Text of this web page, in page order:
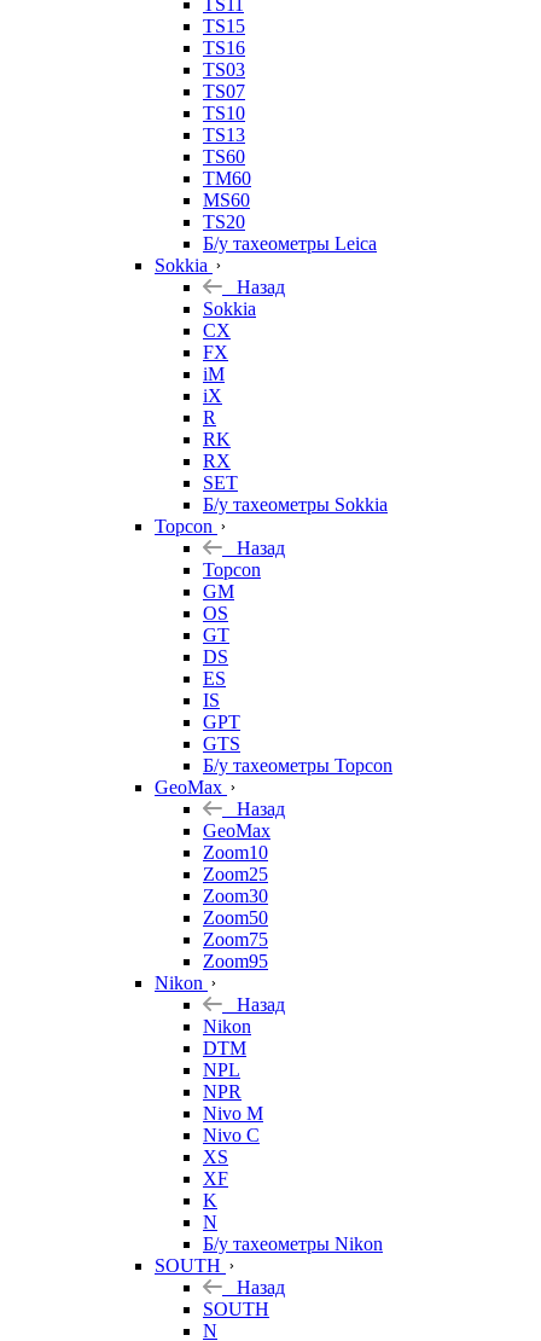
TS11
TS15
TS16
TS03
TS07
TS10
TS13
TS60
TM60
MS60
TS20
Б/у тахеометры Leica
Sokkia
Назад
Sokkia
CX
FX
iM
iX
R
RK
RX
SET
Б/у тахеометры Sokkia
Topcon
Назад
Topcon
GM
OS
GT
DS
ES
IS
GPT
GTS
Б/у тахеометры Topcon
GeoMax
Назад
GeoMax
Zoom10
Zoom25
Zoom30
Zoom50
Zoom75
Zoom95
Nikon
Назад
Nikon
DTM
NPL
NPR
Nivo M
Nivo C
XS
XF
K
N
Б/у тахеометры Nikon
SOUTH
Назад
SOUTH
N